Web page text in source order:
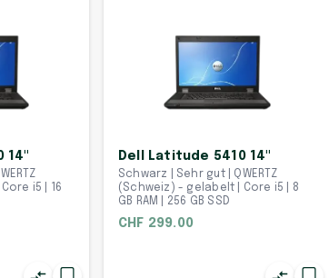
14"
i5 | 16
Dell Latitude 5410 14"
Schwarz | Sehr gut | QWERTZ
(Schweiz) - gelabelt | Core i5 | 8
GB RAM | 256 GB SSD
CHF 299.00